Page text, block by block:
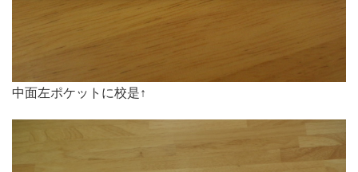
中面左ポケットに校是↑